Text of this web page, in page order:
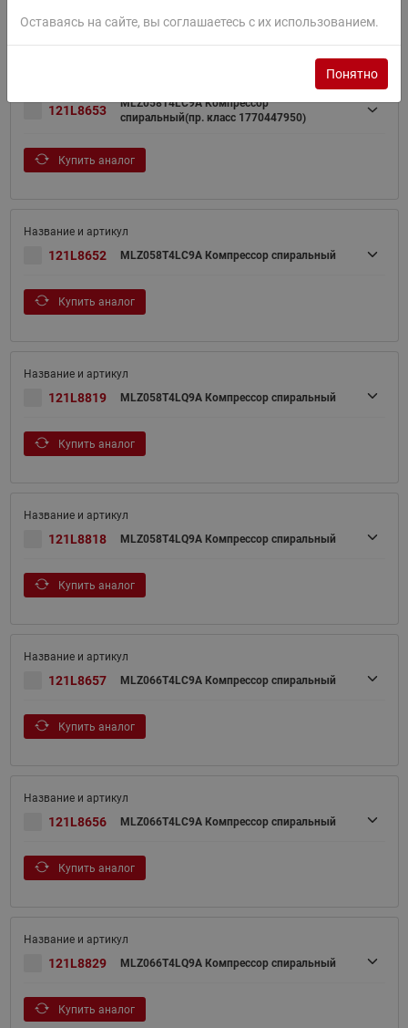
121L8653
MLZ058T4LC9A Компрессор
спиральный(пр. класс 1770447950)
Купить аналог
121L8652 MLZ058T4LC9A Компрессор спиральный
Купить аналог
121L8819 MLZ058T4LQ9A Компрессор спиральный
Купить аналог
121L8818 MLZ058T4LQ9A Компрессор спиральный
Купить аналог
121L8657 MLZ066T4LC9A Компрессор спиральный
Купить аналог
121L8656 MLZ066T4LC9A Компрессор спиральный
Купить аналог
121L8829 MLZ066T4LQ9A Компрессор спиральный
Купить аналог
Оставаясь на сайте, вы соглашаетесь с их использованием.
Понятно